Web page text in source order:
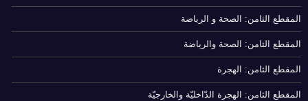
المقطع الثامن: الصحة و الرياضة
المقطع الثامن: الصحة والرياضة
المقطع الثامن: الهجرة
المقطع الثامن: الهجرة الدّاخليّة والخارجيّة